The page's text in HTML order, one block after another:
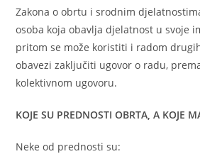
Zakona o obrtu i srodnim
osoba koja obavlja djelatnost u svoje
pritom se može koristiti i radom
obavezi zaključiti ugovor o radu,
kolektivnom ugovoru.
KOJE SU PREDNOSTI OBRTA, A KOJE
Neke od prednosti su: